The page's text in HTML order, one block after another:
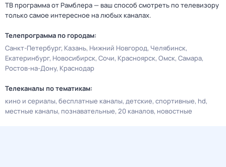
ТВ программа от Рамблера — ваш способ смотреть по телевизору
только самое интересное на любых каналах.
Телепрограмма по городам:
Санкт-Петербург Казань Нижний Новгород Челябинск
Екатеринбург Новосибирск Сочи Красноярск Омск Самара
Ростов-на-Дону Краснодар
Телеканалы по тематикам:
кино и сериалы бесплатные каналы детские спортивные hd
местные каналы познавательные 20 каналов новостные